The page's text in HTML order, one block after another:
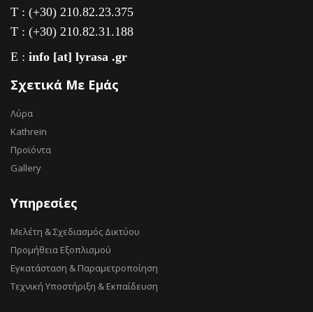
T : (+30) 210.82.23.375
T : (+30) 210.82.31.188
E : info [at] lyrasa .gr
Σχετικά Με Εμάς
Λύρα
Kathrein
Προϊόντα
Gallery
Υπηρεσίες
Μελέτη & Σχεδιασμός Δικτύου
Προμήθεια Εξοπλισμού
Εγκατάσταση & Παραμετροποίηση
Τεχνική Υποστήριξη & Εκπαίδευση